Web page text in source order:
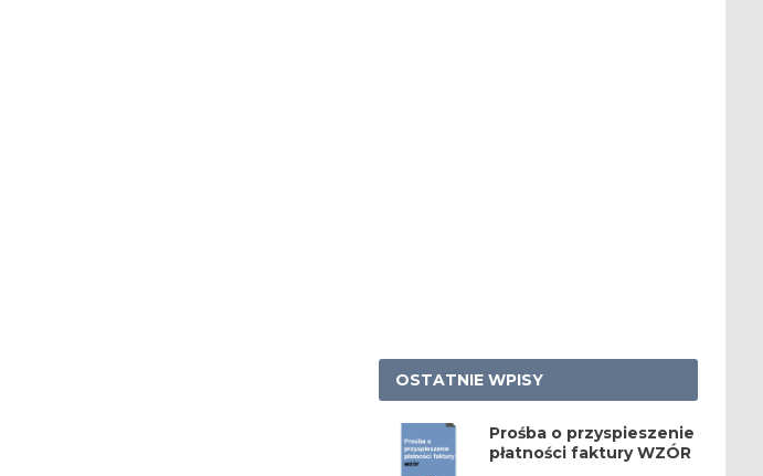
OSTATNIE WPISY
Prośba o przyspieszenie
płatności faktury WZÓR